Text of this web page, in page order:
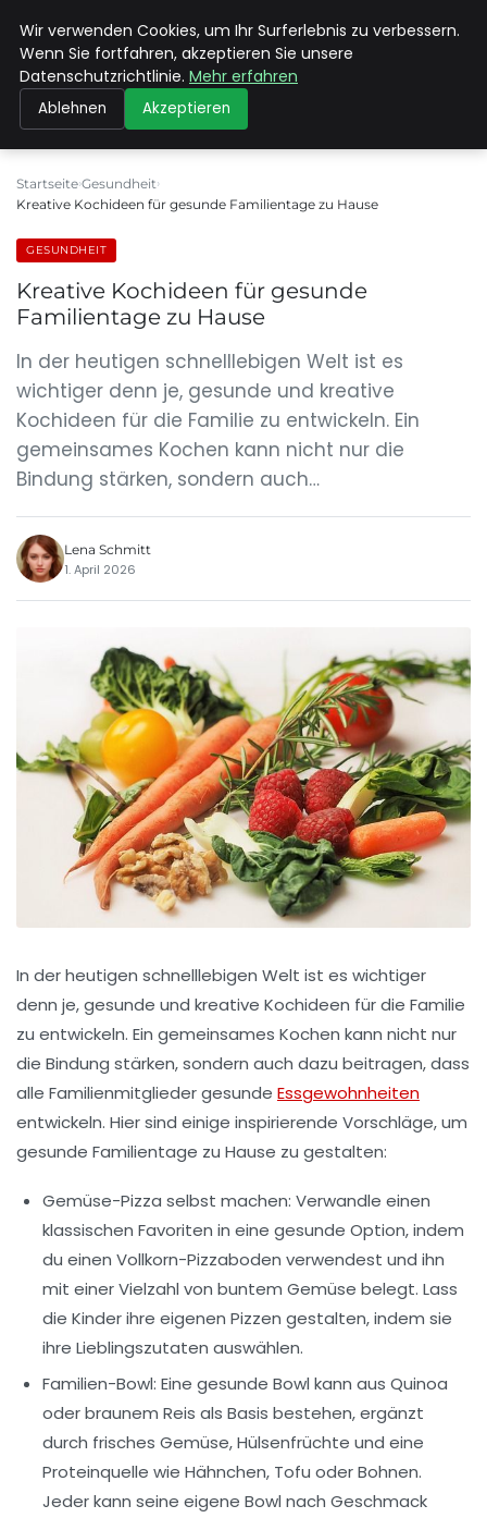
MAX NEUKIRCHNER
Startseite Gesundheit
Kreative Kochideen für gesunde Familientage zu Hause
GESUNDHEIT
Kreative Kochideen für gesunde
Familientage zu Hause
In der heutigen schnelllebigen Welt ist es
wichtiger denn je, gesunde und kreative
Kochideen für die Familie zu entwickeln. Ein
gemeinsames Kochen kann nicht nur die
Bindung stärken, sondern auch…
Lena Schmitt
1. April 2026
In der heutigen schnelllebigen Welt ist es wichtiger
denn je, gesunde und kreative Kochideen für die Familie
zu entwickeln. Ein gemeinsames Kochen kann nicht nur
die Bindung stärken, sondern auch dazu beitragen, dass
alle Familienmitglieder gesunde Essgewohnheiten
entwickeln. Hier sind einige inspirierende Vorschläge, um
gesunde Familientage zu Hause zu gestalten:
Gemüse-Pizza selbst machen: Verwandle einen
klassischen Favoriten in eine gesunde Option, indem
du einen Vollkorn-Pizzaboden verwendest und ihn
mit einer Vielzahl von buntem Gemüse belegt. Lass
die Kinder ihre eigenen Pizzen gestalten, indem sie
ihre Lieblingszutaten auswählen.
Familien-Bowl: Eine gesunde Bowl kann aus Quinoa
oder braunem Reis als Basis bestehen, ergänzt
durch frisches Gemüse, Hülsenfrüchte und eine
Proteinquelle wie Hähnchen, Tofu oder Bohnen.
Jeder kann seine eigene Bowl nach Geschmack
Wir verwenden Cookies, um Ihr Surferlebnis zu verbessern.
Wenn Sie fortfahren, akzeptieren Sie unsere
Datenschutzrichtlinie. Mehr erfahren
Ablehnen Akzeptieren